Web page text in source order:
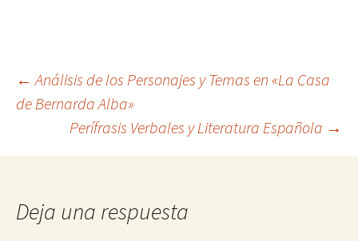
Navegación
← Análisis de los Personajes y Temas en «La Casa
de Bernarda Alba»
Perífrasis Verbales y Literatura Española →
Deja una respuesta